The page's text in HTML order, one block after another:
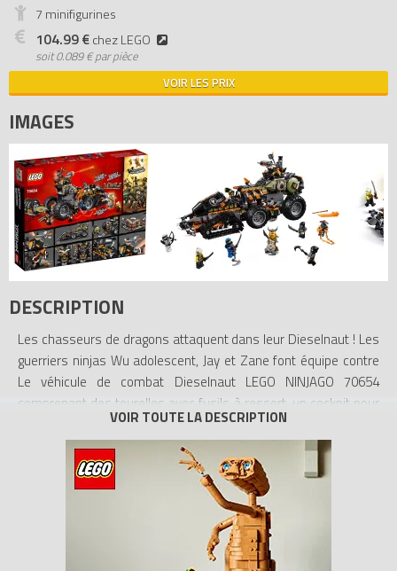
7 minifigurines
104.99 €chez LEGO
soit0.089 € par pièce
VOIR LES PRIX
IMAGES
DESCRIPTION
Les chasseurs de dragons attaquent dans leur Dieselnaut ! Les
guerriers ninjas Wu adolescent, Jay et Zane font équipe contre
Le véhicule de combat Dieselnaut LEGO NINJAGO 70654
comprenant des tourelles avec fusils à ressort, un cockpit pour
figurine qui s’ouvre, une plate-forme pour figurine avec un toit
qui s'ouvre entièrement, une fonction de grue, une prison et un
porte-armes caché. Cet ensemble inclut également une statue
avec les 4 éléments à collectionner de l'Armure du dragon, ainsi
que 7 figurines LEGO NINJAGO avec des armes assorties.
- Inclut 7 figurines LEGO NINJAGO : Wu adolescent, Jay, Zane, Iron
Baron, Heavy Metal, Muzzle et Skullbreaker.